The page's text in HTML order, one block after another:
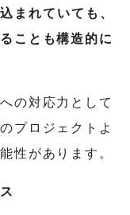
まれていても、
ことも構造的に
の対応力として
プロジェクトよ
性があります。